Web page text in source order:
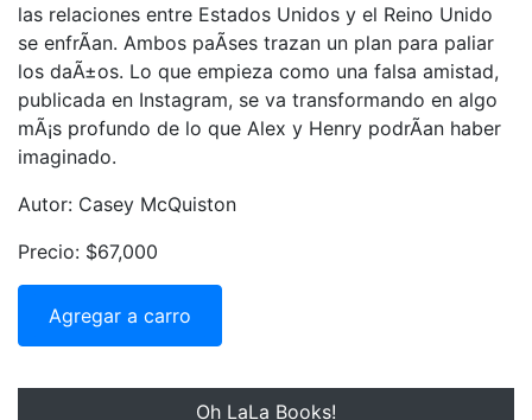
las relaciones entre Estados Unidos y el Reino Unido
se enfrÃ­an. Ambos paÃ­ses trazan un plan para paliar
los daÃ±os. Lo que empieza como una falsa amistad,
publicada en Instagram, se va transformando en algo
mÃ¡s profundo de lo que Alex y Henry podrÃ­an haber
imaginado.
Autor: Casey McQuiston
Precio: $67,000
Agregar a carro
Oh LaLa Books!